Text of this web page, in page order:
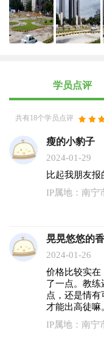
（1）2100元，含30个
费用） （2）2300元，
取任何费用） C2证：
2、相片1寸白底彩色
省学员***要暂住证； 5
6、非本市驾驶证需转
学员点评
共有18个学员点评
瘦的小豹子
2024-01-29
比起我朋友
IP属地：南宁
晃晃悠悠的
2024-01-26
价格比较实在
了一点。教练
点，还是情
才能出高徒嘛
IP属地：南宁